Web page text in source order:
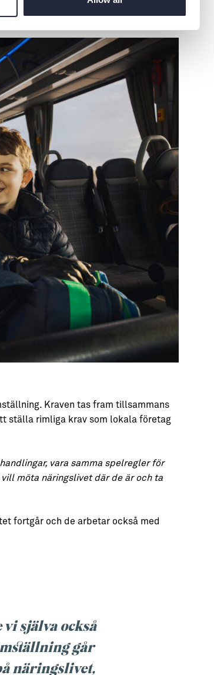
om, säger Nathalie.
Kraven tas fram tillsammans
ställa rimliga krav som lokala företag
vara samma spelregler för
möta näringslivet där de är och ta
fortgår och de arbetar också med
själva också
går
näringslivet,